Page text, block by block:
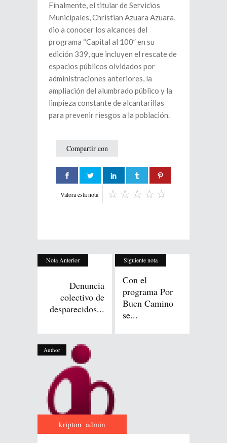
Finalmente, el titular de Servicios
Municipales, Christian Azuara Azuara,
dio a conocer los alcances del
programa “Capital al 100” en su
edición 339, que incluyen el rescate de
espacios públicos olvidados por
administraciones anteriores, la
ampliación del alumbrado público y la
limpieza constante de alcantarillas
para prevenir riesgos a la población.
Compartir con
Valora esta nota
Nota Anterior
Denuncia
colectivo de
desparecidos...
Siguiente nota
Con el
programa Por
Buen Camino
se...
Author
kripton_admin